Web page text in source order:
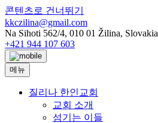
콘텐츠로 건너뛰기
kkczilina@gmail.com
Na Sihoti 562/4, 010 01 Žilina, Slovakia
+421 944 107 603
메뉴
질리나 한인교회
교회 소개
섬기는 이들